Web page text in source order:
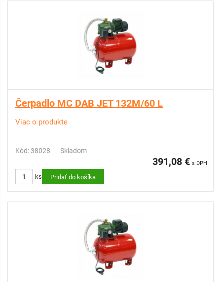
Čerpadlo MC DAB JET 132M/60 L
Viac o produkte
Kód: 38028 Skladom
391,08 € s DPH
ks Pridať do košíka